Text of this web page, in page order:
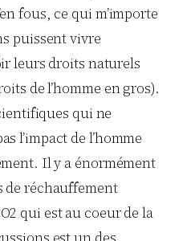
fous, ce qui m’importe
puissent vivre
leurs droits naturels
de l’homme en gros).
qui ne
l’impact de l’homme
Il y a énormément
de réchauffement
qui est au coeur de la